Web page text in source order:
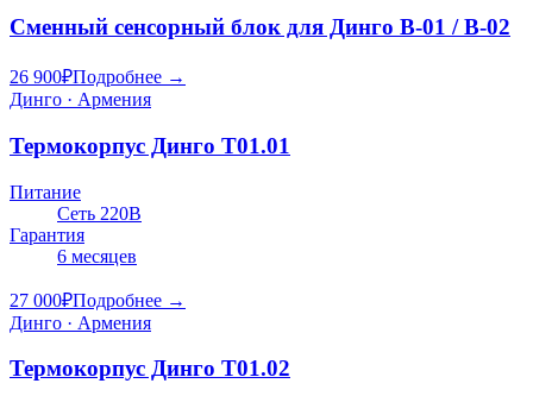
Сменный сенсорный блок для Динго В-01 / В-02
26 900₽Подробнее →
Динго · Армения
Термокорпус Динго Т01.01
Питание
Сеть 220В
Гарантия
6 месяцев
27 000₽Подробнее →
Динго · Армения
Термокорпус Динго Т01.02